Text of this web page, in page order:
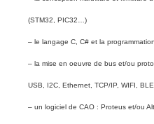
(STM32, PIC32…)
– le langage C, C# et la
– la mise en oeuvre de bus et/ou
USB, I2C, Ethernet, TCP/IP, WIFI,
– un logiciel de CAO : Proteus et/ou